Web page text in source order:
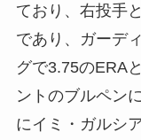
ており、右投手
であり、ガーデ
グで3.75のERA
ントのブルペン
にイミ・ガルシ